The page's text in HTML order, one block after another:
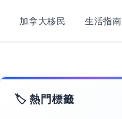
加拿大移民 生活指南
🏷️ 熱門標籤